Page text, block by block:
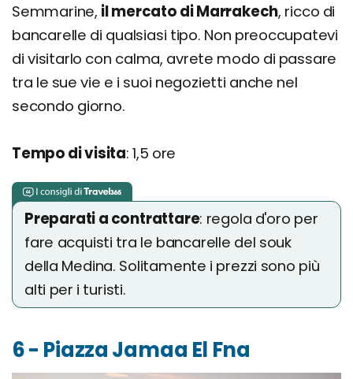
Semmarine, il mercato di Marrakech, ricco di
bancarelle di qualsiasi tipo. Non preoccupatevi
di visitarlo con calma, avrete modo di passare
tra le sue vie e i suoi negozietti anche nel
secondo giorno.
Tempo di visita: 1,5 ore
Preparati a contrattare: regola d'oro per
fare acquisti tra le bancarelle del souk
della Medina. Solitamente i prezzi sono più
alti per i turisti.
6 - Piazza Jamaa El Fna